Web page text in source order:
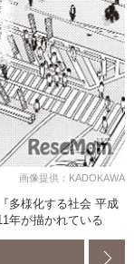
画像提供：KADOKAWA
多様化する社会 平成
年が描かれている